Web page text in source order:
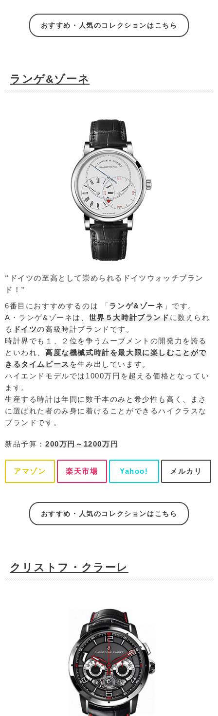
おすすめ・人気のコレクションはこちら
ランゲ&ゾーネ
“ドイツの至高として崇められるドイツウォッチブラン
ド！”
6番目におすすめするのは 「ランゲ&ゾーネ 」です。
A・ランゲ&ゾーネは、 世界５大時計ブランド に数えられ
る ドイツの高級時計ブランドです。
時計界でも１、２位を争うムーブメントの開発力を誇る
といわれ、 高度な機械式時計を最大限に楽しむことがで
きるタイムピース を生み出しています。
ハイエンドモデルでは1000万円を超える価格となってい
ます。
生産する時計は年間に数千本のみと希少性も高く、まさ
に選ばれた者のみ身に着けることができるハイクラスな
ブランドです。
新品予算： 200万円～1200万円
アマゾン 楽天市場 Yahoo! メルカリ
おすすめ・人気のコレクションはこちら
クリストフ・クラーレ